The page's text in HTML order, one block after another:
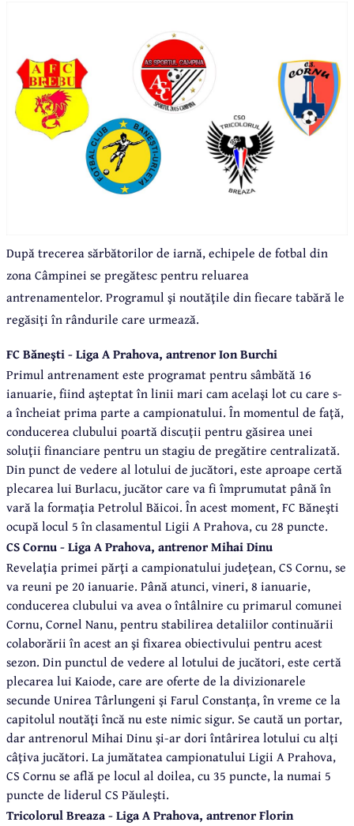
După trecerea sărbătorilor de iarnă, echipele de fotbal din
zona Câmpinei se pregătesc pentru reluarea
antrenamentelor. Programul şi noutăţile din fiecare tabără le
regăsiţi în rândurile care urmează.
FC Băneşti - Liga A Prahova, antrenor Ion Burchi
Primul antrenament este programat pentru sâmbătă 16
ianuarie, fiind aşteptat în linii mari cam acelaşi lot cu care s-
a încheiat prima parte a campionatului. În momentul de faţă,
conducerea clubului poartă discuţii pentru găsirea unei
soluţii financiare pentru un stagiu de pregătire centralizată.
Din punct de vedere al lotului de jucători, este aproape certă
plecarea lui Burlacu, jucător care va fi împrumutat până în
vară la formaţia Petrolul Băicoi. În acest moment, FC Băneşti
ocupă locul 5 în clasamentul Ligii A Prahova, cu 28 puncte.
CS Cornu - Liga A Prahova, antrenor Mihai Dinu
Revelaţia primei părţi a campionatului judeţean, CS Cornu, se
va reuni pe 20 ianuarie. Până atunci, vineri, 8 ianuarie,
conducerea clubului va avea o întâlnire cu primarul comunei
Cornu, Cornel Nanu, pentru stabilirea detaliilor continuării
colaborării în acest an şi fixarea obiectivului pentru acest
sezon. Din punctul de vedere al lotului de jucători, este certă
plecarea lui Kaiode, care are oferte de la divizionarele
secunde Unirea Târlungeni şi Farul Constanţa, în vreme ce la
capitolul noutăţi încă nu este nimic sigur. Se caută un portar,
dar antrenorul Mihai Dinu şi-ar dori întârirea lotului cu alţi
câţiva jucători. La jumătatea campionatului Ligii A Prahova,
CS Cornu se află pe locul al doilea, cu 35 puncte, la numai 5
puncte de liderul CS Păuleşti.
Tricolorul Breaza - Liga A Prahova, antrenor Florin